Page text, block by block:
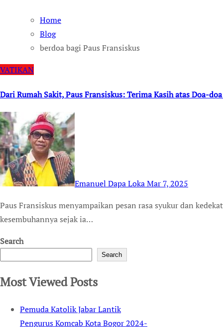
Home
Blog
berdoa bagi Paus Fransiskus
VATIKAN
Dari Rumah Sakit, Paus Fransiskus: Terima Kasih atas Doa-
Emanuel Dapa LokaMar 7, 2025
Paus Fransiskus menyampaikan pesan rasa syukur dan kedekatan kepada semua orang yang telah berdoa untuk
kesembuhannya sejak ia…
Search
Search
Most Viewed Posts
Pemuda Katolik Jabar Lantik
Pengurus Komcab Kota Bogor 2024-